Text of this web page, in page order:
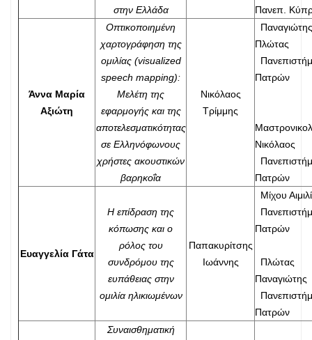
στην Ελλάδα
Πανεπ.
Άννα Μαρία
Αξιώτη
Οπτικοποιημένη
χαρτογράφηση της
ομιλίας (visualized
speech mapping):
Μελέτη της
εφαρμογής και της
αποτελεσματικότητας
σε Ελληνόφωνους
χρήστες ακουστικών
βαρηκοΐα
Νικόλαος
Τρίμμης
Παναγιώτης
Πλώτας
Πατρών
Νικόλαος
Πατρών
Ευαγγελία Γάτα
Η επίδραση της
κόπωσης και ο
ρόλος του
συνδρόμου της
ευπάθειας στην
ομιλία ηλικιωμένων
Παπακυρίτσης
Ιωάννης
Μίχου
Πατρών
Πλώτας
Παναγιώτης
Πατρών
Συναισθηματική